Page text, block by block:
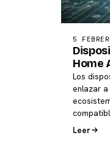
5
Home
Los
enlazar
Leer